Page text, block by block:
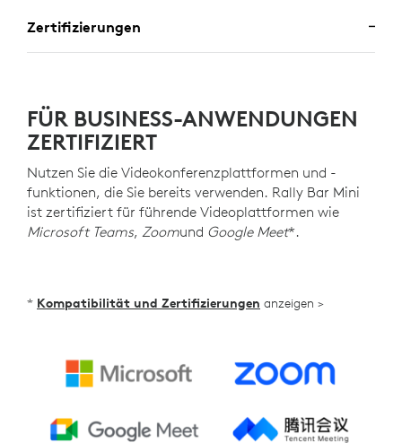
Zertifizierungen
FÜR BUSINESS-ANWENDUNGEN
ZERTIFIZIERT
Nutzen Sie die Videokonferenzplattformen und -
funktionen, die Sie bereits verwenden. Rally Bar Mini
ist zertifiziert für führende Videoplattformen wie
Microsoft Teams, Zoomund Google Meet*.
* Kompatibilität und Zertifizierungen anzeigen >